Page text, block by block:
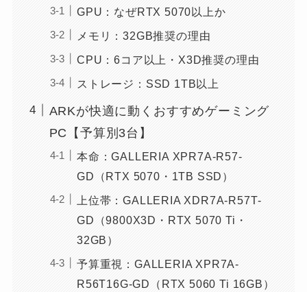
GPU：なぜRTX 5070以上か
メモリ：32GB推奨の理由
CPU：6コア以上・X3D推奨の理由
ストレージ：SSD 1TB以上
ARKが快適に動くおすすめゲーミング
PC【予算別3台】
本命：GALLERIA XPR7A-R57-
GD（RTX 5070・1TB SSD）
上位帯：GALLERIA XDR7A-R57T-
GD（9800X3D・RTX 5070 Ti・
32GB）
予算重視：GALLERIA XPR7A-
R56T16G-GD（RTX 5060 Ti 16GB）